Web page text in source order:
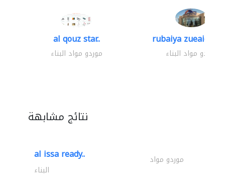
al qouz star..
موردو مواد البناء
rubaiya zueaid
موردو مواد البناء
نتائج مشابهة
al issa ready.. موردو مواد
البناء